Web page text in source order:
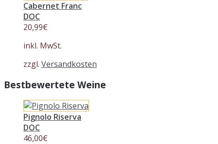
Cabernet Franc
DOC
20,99€
inkl. MwSt.
zzgl. Versandkosten
Bestbewertete Weine
Pignolo Riserva
DOC
46,00€